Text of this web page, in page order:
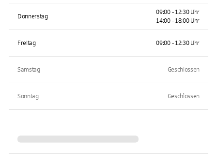
Donnerstag
09:00 - 12:30 Uhr
14:00 - 18:00 Uhr
Freitag 09:00 - 12:30 Uhr
Samstag Geschlossen
Sonntag Geschlossen